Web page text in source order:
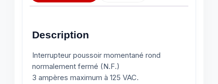
Description
Interrupteur poussoir momentané rond
normalement fermé (N.F.)
3 ampères maximum à 125 VAC.